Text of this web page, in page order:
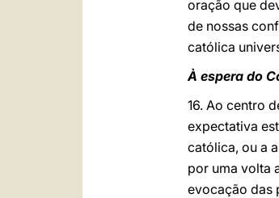
oração que
de nossas
católica
À espera do
16. Ao centro
expectativa
católica, ou a
por uma volta
evocação das